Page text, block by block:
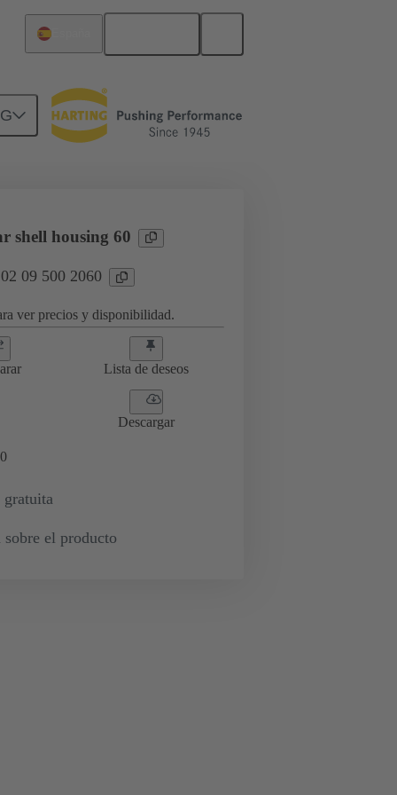
shell housing 60
09 500 2060
ver precios y disponibilidad.
Lista de deseos
Descargar
0
gratuita
sobre el producto